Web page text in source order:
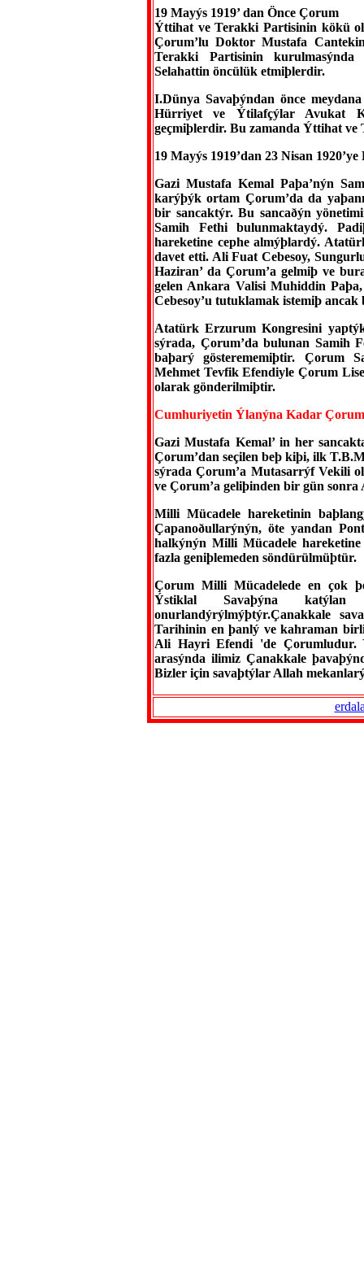
19 Mayýs 1919’ dan Önce Çorum
Ýttihat ve Terakki Partisinin kökü
Çorum’lu Doktor Mustafa
Terakki Partisinin
Selahattin öncülük etmiþlerdir.
I.Dünya Savaþýndan önce
Hürriyet ve Ýtilafçýlar Avukat
geçmiþlerdir. Bu zamanda Ýttihat
19 Mayýs 1919’dan 23 Nisan
Gazi Mustafa Kemal Paþa’nýn
karýþýk ortam Çorum’da da
bir sancaktýr. Bu sancaðýn
Samih Fethi bulunmaktaydý.
hareketine cephe almýþlardý.
davet etti. Ali Fuat Cebesoy,
Haziran’ da Çorum’a gelmiþ ve
gelen Ankara Valisi Muhiddin
Cebesoy’u tutuklamak istemiþ
Atatürk Erzurum Kongresini
sýrada, Çorum’da bulunan Samih
baþarý gösterememiþtir. Çorum
Mehmet Tevfik Efendiyle Çorum
olarak gönderilmiþtir.
Cumhuriyetin Ýlanýna Kadar
Gazi Mustafa Kemal’ in her
Çorum’dan seçilen beþ kiþi, ilk
sýrada Çorum’a Mutasarrýf Vekili
ve Çorum’a geliþinden bir gün
Milli Mücadele hareketinin
Çapanoðullarýnýn, öte yandan
halkýnýn Milli Mücadele hareketine
fazla geniþlemeden söndürülmüþtür.
Çorum Milli Mücadelede en çok
Ýstiklal Savaþýna
onurlandýrýlmýþtýr.Çanakkale
Tarihinin en þanlý ve kahraman
Ali Hayri Efendi 'de
arasýnda ilimiz Çanakkale
Bizler için savaþtýlar Allah